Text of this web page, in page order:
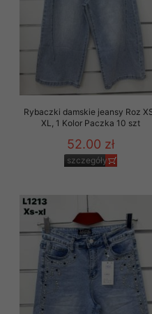
Rybaczki damskie jeansy Roz
XL, 1 Kolor Paczka 10 szt
52.00 zł
szczegóły
Klientów zezwolenia
ochronie danych
serwerach
pracownicy Sklepu.
Każdy Klient, który
ich weryfikacji, modyfikacji
Sklep nie przekazuje, nie
chyba że dzieje się to za
prawa organów państwa w
przez nasz serwer i
jego indywidualnych
opcję przyjmowania
może wpłynąć na
Klienta przechowują
• sesji Użytkownika,
• ostatnio oglądanych